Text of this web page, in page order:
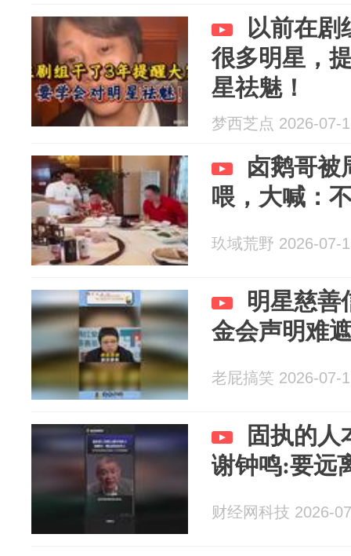
以前在剧
很多明星，
星祛魅！
梦西芝点 2026-07-
卤鹅哥被
喂，大喊：
玖域荒野 2026-07-
明星慈善
金会声明难
老屁搞笑 2026-07-
固执的人
谢钟鸣:要远
财经网科技 2026-